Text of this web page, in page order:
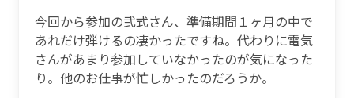
今回から参加の弐式さん、準備期間１ヶ月の中で
あれだけ弾けるの凄かったですね。代わりに電気
さんがあまり参加していなかったのが気になった
り。他のお仕事が忙しかったのだろうか。